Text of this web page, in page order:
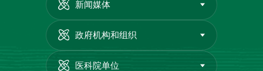
新闻媒体
政府机构和组织
医科院单位